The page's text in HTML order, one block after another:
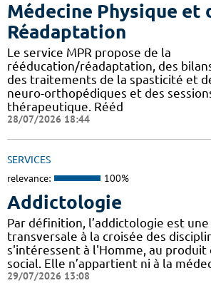
Médecine Physique et
Réadaptation
Le service MPR propose de la
rééducation/réadaptation, des
des traitements de la spasticité et
neuro-orthopédiques et des
thérapeutique. Rééd
28/07/2026 18:44
SERVICES
relevance: 100%
Addictologie
Par définition, l’addictologie est
transversale à la croisée des
s'intéressent à l'Homme, au produit
social. Elle n’appartient ni à la
29/07/2026 13:08